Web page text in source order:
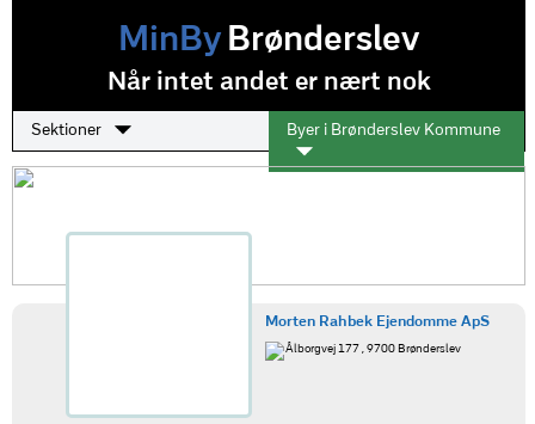
MinByBrønderslev
Når intet andet er nært nok
Sektioner Byer i Brønderslev Kommune
Morten Rahbek Ejendomme ApS
Ålborgvej 177 , 9700 Brønderslev